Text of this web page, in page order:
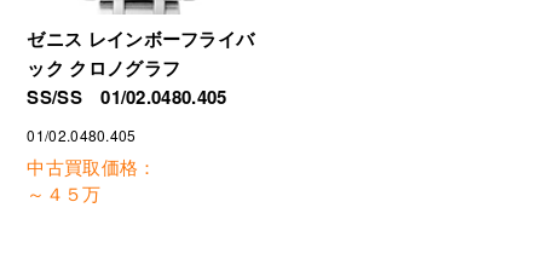
ゼニス レインボーフライバ
ック クロノグラフ
SS/SS 01/02.0480.405
01/02.0480.405
中古買取価格：
～４５万